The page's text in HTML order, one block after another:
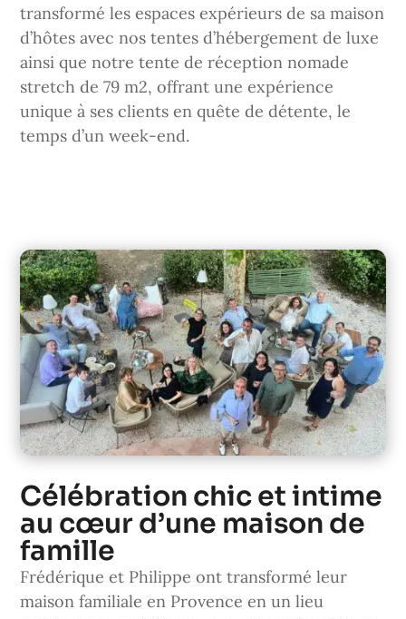
transformé les espaces expérieurs de sa maison
d’hôtes avec nos tentes d’hébergement de luxe
ainsi que notre tente de réception nomade
stretch de 79 m2, offrant une expérience
unique à ses clients en quête de détente, le
temps d’un week-end.
Célébration chic et intime
au cœur d’une maison de
famille
Frédérique et Philippe ont transformé leur
maison familiale en Provence en un lieu